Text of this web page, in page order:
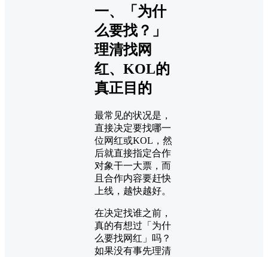
一、「为什
么要找？」
理清找网
红、KOL的
真正目的
最常见的状况是，
直接决定要找哪一
位网红或KOL，然
后就直接指定合作
对象干一大票，而
且合作内容要赶快
上线，越快越好。
在决定找谁之前，
真的有想过「为什
么要找网红」吗？
如果没有事先理清